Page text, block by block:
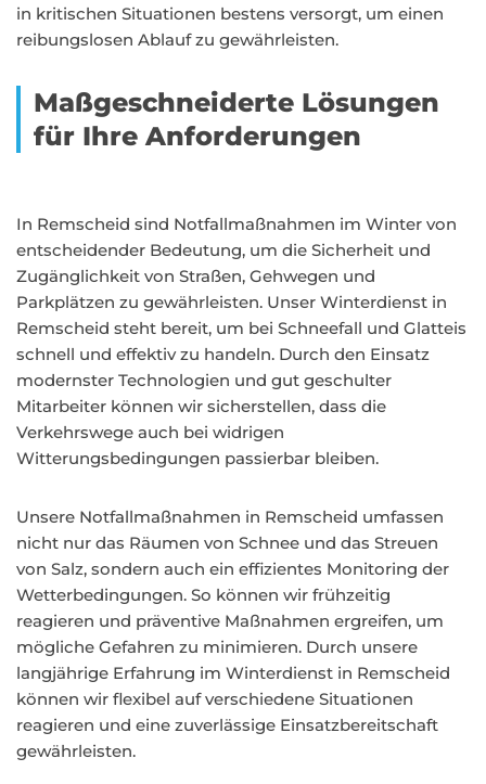
in kritischen Situationen bestens versorgt, um einen
reibungslosen Ablauf zu gewährleisten.
Maßgeschneiderte Lösungen
für Ihre Anforderungen
In Remscheid sind Notfallmaßnahmen im Winter von
entscheidender Bedeutung, um die Sicherheit und
Zugänglichkeit von Straßen, Gehwegen und
Parkplätzen zu gewährleisten. Unser Winterdienst in
Remscheid steht bereit, um bei Schneefall und Glatteis
schnell und effektiv zu handeln. Durch den Einsatz
modernster Technologien und gut geschulter
Mitarbeiter können wir sicherstellen, dass die
Verkehrswege auch bei widrigen
Witterungsbedingungen passierbar bleiben.
Unsere Notfallmaßnahmen in Remscheid umfassen
nicht nur das Räumen von Schnee und das Streuen
von Salz, sondern auch ein effizientes Monitoring der
Wetterbedingungen. So können wir frühzeitig
reagieren und präventive Maßnahmen ergreifen, um
mögliche Gefahren zu minimieren. Durch unsere
langjährige Erfahrung im Winterdienst in Remscheid
können wir flexibel auf verschiedene Situationen
reagieren und eine zuverlässige Einsatzbereitschaft
gewährleisten.